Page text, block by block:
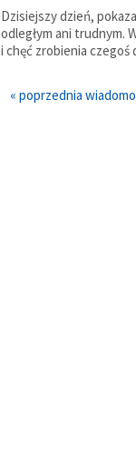
Dzisiejszy dzień,
odległym ani trudnym.
i chęć zrobienia czegoś
« poprzednia